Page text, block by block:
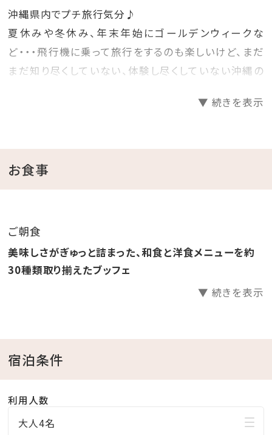
沖縄県内でプチ旅行気分♪
夏休みや冬休み、年末年始にゴールデンウィークな
ど・・・飛行機に乗って旅行をするのも楽しいけど、まだ
まだ知り尽くしていない、体験し尽くしていない沖縄の
そんな時には、早めに計画を立てて予約をするのがお
先の人気日程をお得にゲットしちゃいましょう☆彡
●ラウンジ「感謝」滞在中無料でご利用いただけます。
●ホテル駐車場無料
いただけます。
※飲酒後のご入浴はお断りしております。
▼ 続きを表示
お食事
ご朝食
美味しさがぎゅっと詰まった、和食と洋食メニューを約
30種類取り揃えたブッフェ
▼ 続きを表示
宿泊条件
利用人数
大人4名